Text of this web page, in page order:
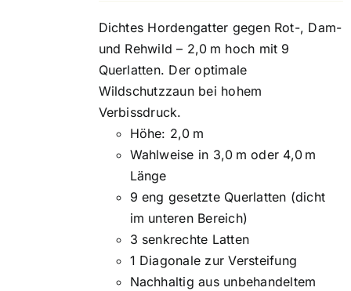
Dichtes Hordengatter gegen Rot-, Dam-
und Rehwild – 2,0 m hoch mit 9
Querlatten. Der optimale
Wildschutzzaun bei hohem
Verbissdruck.
Höhe: 2,0 m
Wahlweise in 3,0 m oder 4,0 m
Länge
9 eng gesetzte Querlatten (dicht
im unteren Bereich)
3 senkrechte Latten
1 Diagonale zur Versteifung
Nachhaltig aus unbehandeltem